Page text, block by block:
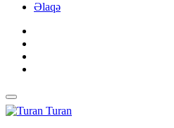
Əlaqə
Turan